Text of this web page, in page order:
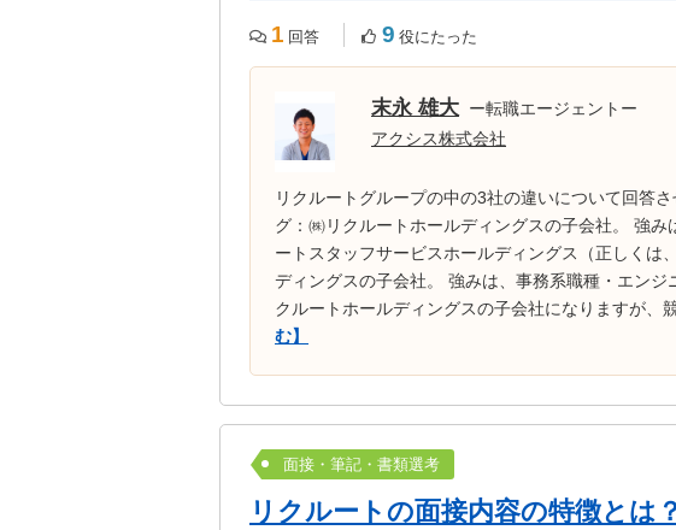
1 回答 9 役にたった
末永 雄大 ー転職エージェントー
アクシス株式会社
リクルートグループの中の3社の違いについて回答
グ：㈱リクルートホールディングスの子会社。 強
ートスタッフサービスホールディングス（正しくは
ディングスの子会社。 強みは、事務系職種・エン
クルートホールディングスの子会社になりますが、
む】
面接・筆記・書類選考
リクルートの面接内容の特徴とは？